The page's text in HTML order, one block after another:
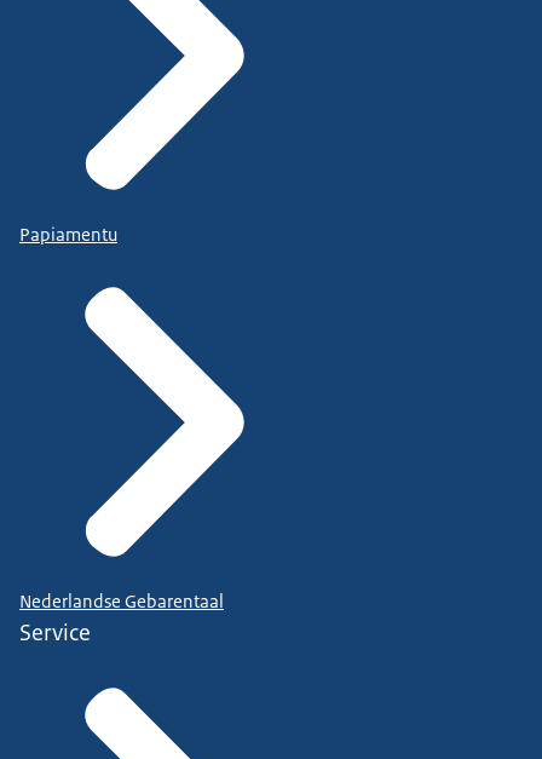
Papiamentu
Nederlandse Gebarentaal
Service